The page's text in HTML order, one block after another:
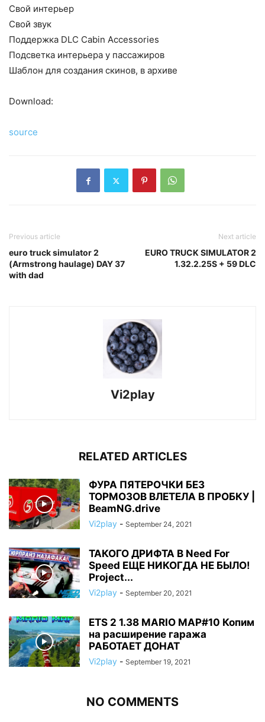
Свой интерьер
Свой звук
Поддержка DLC Cabin Accessories
Подсветка интерьера у пассажиров
Шаблон для создания скинов, в архиве
Download:
source
Previous article
euro truck simulator 2
(Armstrong haulage) DAY 37
with dad
Next article
EURO TRUCK SIMULATOR 2
1.32.2.25S + 59 DLC
Vi2play
RELATED ARTICLES
ФУРА ПЯТЕРОЧКИ БЕЗ
ТОРМОЗОВ ВЛЕТЕЛА В ПРОБКУ |
BeamNG.drive
Vi2play - September 24, 2021
ТАКОГО ДРИФТА В Need For
Speed ЕЩЕ НИКОГДА НЕ БЫЛО!
Project...
Vi2play - September 20, 2021
ETS 2 1.38 MARIO MAP#10 Копим
на расширение гаража
РАБОТАЕТ ДОНАТ
Vi2play - September 19, 2021
NO COMMENTS